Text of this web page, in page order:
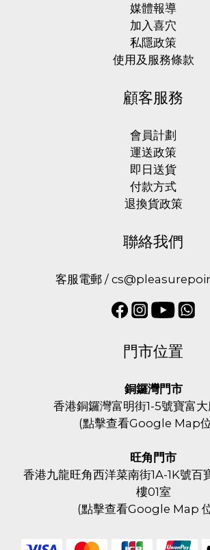
媒體報導
加入喜穴
私隱政策
使用及服務條款
顧客服務
會員計劃
運送政策
即日送貨
付款方式
退換貨政策
聯絡我們
客服電郵 /
門市位置
銅鑼灣門市
香港銅鑼灣富明街1-5號寶富大
(點擊查看Google Map
旺角門市
香港九龍旺角西洋菜南街1A-1K號百
樓01室
(點擊查看Google Map